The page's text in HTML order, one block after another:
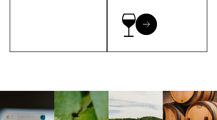
Borgogna,
Francia
Borgogna,
Francia
Instagram